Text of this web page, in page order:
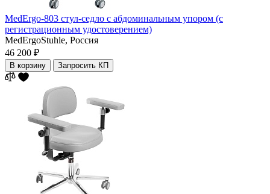
MedErgo-803 стул-седло с абдоминальным упором (с
регистрационным удостоверением)
MedErgoStuhle, Россия
46 200 ₽
В корзину Запросить КП